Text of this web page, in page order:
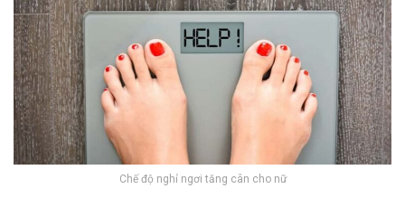
Chế độ nghỉ ngơi tăng cân cho nữ